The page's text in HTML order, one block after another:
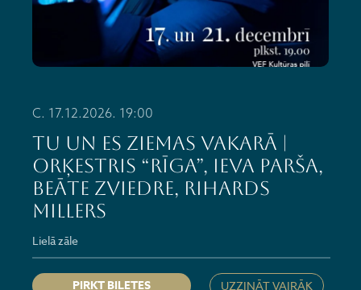
C. 17.12.2026. 19:00
TU UN ES ZIEMAS VAKARĀ |
Orķestris “Rīga”, Ieva Parša,
Beāte Zviedre, Rihards
Millers
Lielā zāle
PIRKT BIĻETES UZZINĀT VAIRĀK